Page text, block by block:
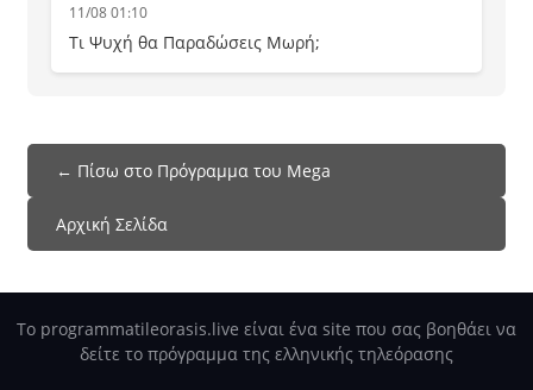
11/08 01:10
Τι Ψυχή θα Παραδώσεις Μωρή;
← Πίσω στο Πρόγραμμα του Mega
Αρχική Σελίδα
Το programmatileorasis.live είναι ένα site που σας βοηθάει να
δείτε το πρόγραμμα της ελληνικής τηλεόρασης